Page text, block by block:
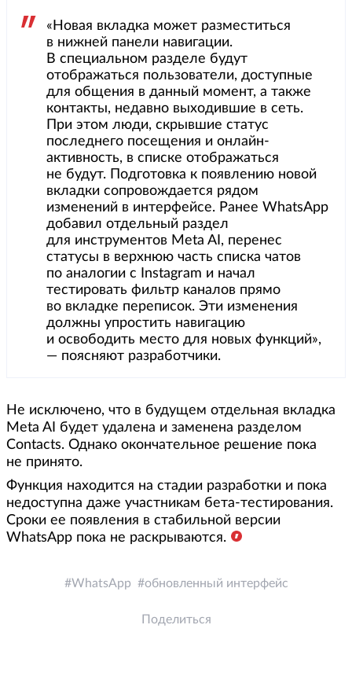
«Новая вкладка может разместиться
в нижней панели навигации.
В специальном разделе будут
отображаться пользователи, доступные
для общения в данный момент, а также
контакты, недавно выходившие в сеть.
При этом люди, скрывшие статус
последнего посещения и онлайн-
активность, в списке отображаться
не будут. Подготовка к появлению новой
вкладки сопровождается рядом
изменений в интерфейсе. Ранее WhatsApp
добавил отдельный раздел
для инструментов Meta AI, перенес
статусы в верхнюю часть списка чатов
по аналогии с Instagram и начал
тестировать фильтр каналов прямо
во вкладке переписок. Эти изменения
должны упростить навигацию
и освободить место для новых функций»,
— поясняют разработчики.
Не исключено, что в будущем отдельная вкладка
Meta AI будет удалена и заменена разделом
Contacts. Однако окончательное решение пока
не принято.
Функция находится на стадии разработки и пока
недоступна даже участникам бета-тестирования.
Сроки ее появления в стабильной версии
WhatsApp пока не раскрываются.
WhatsApp обновленный интерфейс
Поделиться